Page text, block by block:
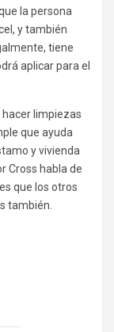
la persona
y también
tiene
aplicar para el
limpiezas
que ayuda
y vivienda
Cross habla de
que los otros
también.